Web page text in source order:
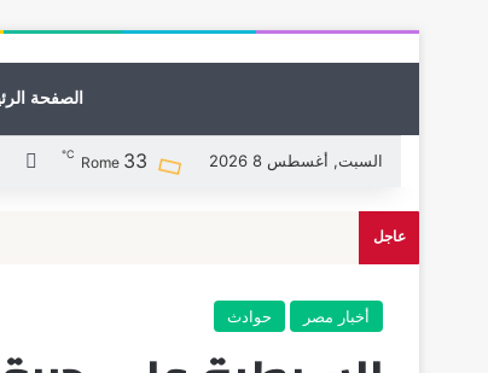
الصفحة
السبت, أغسطس 8 2026 Rome 33
℃
عاجل
أخبار مصر حوادث